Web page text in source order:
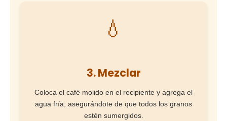
💧
3. Mezclar
Coloca el café molido en el recipiente y agrega el
agua fría, asegurándote de que todos los granos
estén sumergidos.